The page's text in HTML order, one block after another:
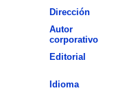
Dirección
Autor
corporativo
Editorial
Idioma